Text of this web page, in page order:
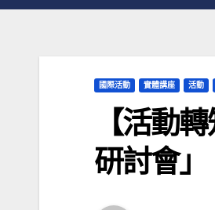
國際活動 實體講座 活動
【活動
研討會」